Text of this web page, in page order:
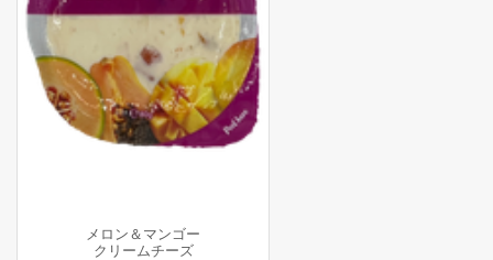
メロン＆マンゴー
クリームチーズ